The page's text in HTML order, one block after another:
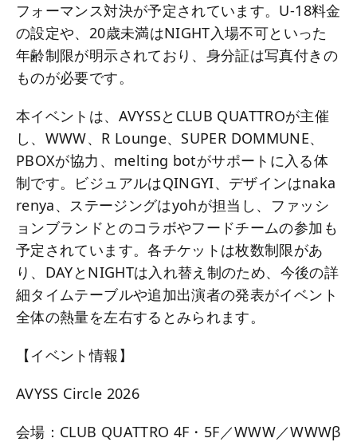
フォーマンス対決が予定されています。U-18料金
の設定や、20歳未満はNIGHT入場不可といった
年齢制限が明示されており、身分証は写真付きの
ものが必要です。
本イベントは、AVYSSとCLUB QUATTROが主催
し、WWW、R Lounge、SUPER DOMMUNE、
PBOXが協力、melting botがサポートに入る体
制です。ビジュアルはQINGYI、デザインはnaka
renya、ステージングはyohが担当し、ファッシ
ョンブランドとのコラボやフードチームの参加も
予定されています。各チケットは枚数制限があ
り、DAYとNIGHTは入れ替え制のため、今後の詳
細タイムテーブルや追加出演者の発表がイベント
全体の熱量を左右するとみられます。
【イベント情報】
AVYSS Circle 2026
会場：CLUB QUATTRO 4F・5F／WWW／WWWβ